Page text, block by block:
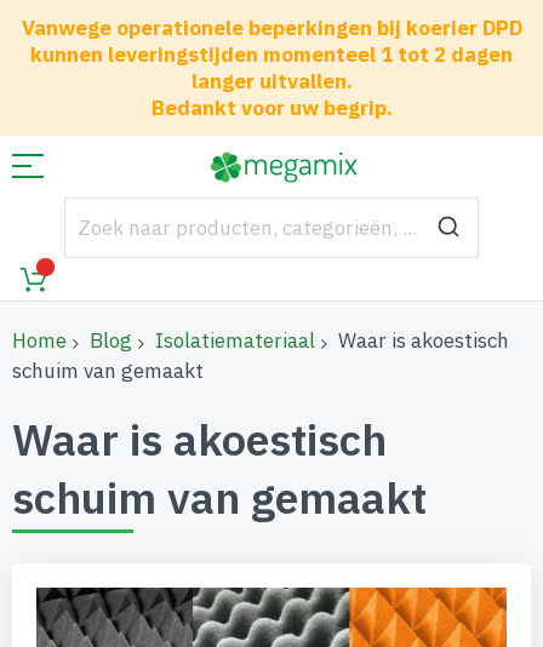
Vanwege operationele beperkingen bij koerier DPD
kunnen leveringstijden momenteel 1 tot 2 dagen
langer uitvallen.
Bedankt voor uw begrip.
Home Blog Isolatiemateriaal
Waar is akoestisch
schuim van gemaakt
Waar is akoestisch
schuim van gemaakt